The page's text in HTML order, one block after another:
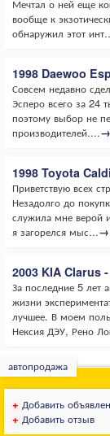
Мечтал о ней еще
вообще к
обнаружил этот
1998 Daewoo
Совсем недавно
Эсперо всего за 24
поэтому выбор не
производителей....→
1998 Toyota
Приветствую всех
Незадолго до
служила мне верой
я загорелся мыс...→
2003 KIA Clarus -
За последние 5 лет
жизни
лучшее. В моем
Нексия ДЭУ, Рено
автопродажа
+ Добавить
+ Добавить отзыв